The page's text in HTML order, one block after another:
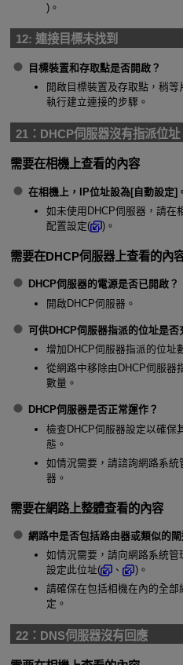
)。
12:連接目標未找到
目標裝置和存取點是否開啟？
開啟目標裝置及存取點，稍
執行建立連接的步驟。
21： DHCP伺服器沒有指派位址
需要在相機上查看的內容
在相機上，IP位址設為[自動設定]
如未使用DHCP伺服器，請在
配置設定(
)。
需要在DHCP伺服器上查看的內
DHCP伺服器的電源是否已開啟？
開啟DHCP伺服器。
可供DHCP伺服器指派的位址是否
增加DHCP伺服器指派的位址
從網路中移除由DHCP伺服器
數量。
DHCP伺服器是否正常運作？
檢查DHCP伺服器設定以確保
態。
如情況需要，請諮詢網路系
器。
需要在網路上整體查看的內容
網路中是否包括路由器或類似的閘
如情況需要，請向網路系統
設定此位址(
、
)。
請確保在包括相機在內的全
定。
22： DNS伺服器沒有回應